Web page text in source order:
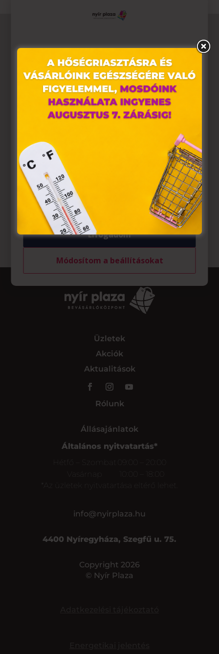
Üzletek
Akciók
Aktualitások
Rólunk
Állásajánlatok
Általános nyitvatartás*
Hétfő – Szombat
09:00 – 20:00
Vasárnap
*Az üzletek nyitvatartása eltérő lehet.
info@nyirplaza.hu
4400 Nyíregyháza, Szegfű u. 75.
Copyright 2026
© Nyír Plaza
Ez az oldal sütiket használ
Weboldalunkon „cookie"-kat (továbbiakban „süti")
alkalmazunk. Ezek olyan fájlok, melyek információt
tárolnak webes böngészőjében. Ehhez az Ön
hozzájárulása szükséges.
A „sütiket" az elektronikus hírközlésről szóló 2003. évi C.
törvény, az elektronikus kereskedelmi szolgáltatások, az
információs társadalommal összefüggő szolgáltatások
egyes kérdéseiről szóló 2001. évi CVIII. törvény, valamint
az Európai Unió előírásainak megfelelően használjuk.
Azon weblapoknak, melyek az Európai Unió országain
belül működnek, a „sütik" használatához, és ezeknek a
felhasználó számítógépén vagy egyéb eszközén történő
tárolásához a felhasználók hozzájárulását kell kérniük.
Elfogadom
Módosítom a beállításokat